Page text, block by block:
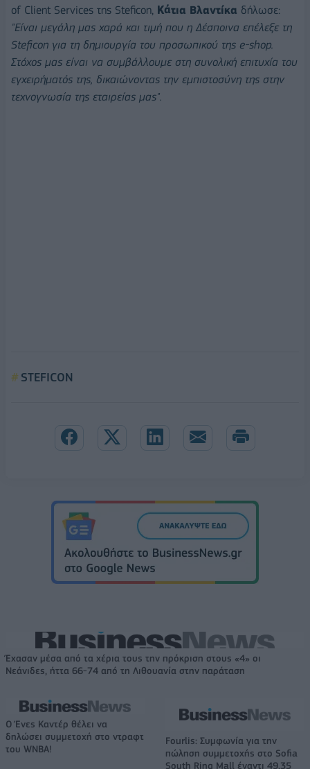
of Client Services της Steficon, Kάτια Βλαντίκα δήλωσε:
"Είναι μεγάλη μας χαρά και τιμή που η Δέσποινα επέλεξε τη
Steficon για τη δημιουργία του προσωπικού της e-shop.
Στόχος μας είναι να συμβάλλουμε στη συνολική επιτυχία του
εγχειρήματός της, δικαιώνοντας την εμπιστοσύνη της στην
τεχνογνωσία της εταιρείας μας".
STEFICON
Έχασαν μέσα από τα χέρια τους την πρόκριση στους «4» οι
Νεάνιδες, ήττα 66-74 από τη Λιθουανία στην παράταση
Ο Ένες Καντέρ θέλει να
δηλώσει συμμετοχή στο ντραφτ
του WNBA!
Fourlis: Συμφωνία για την
πώληση συμμετοχής στο Sofia
South Ring Mall έναντι 49,35